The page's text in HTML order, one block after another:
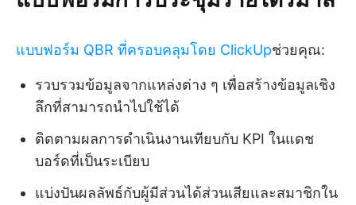
แบบฟอร์ม QBR ที่ครอบคลุมโดย ClickUpช่วยคุณ:
รวบรวมข้อมูลจากแหล่งต่าง ๆ เพื่อสร้างข้อมูลเชิง
ลึกที่สามารถนำไปใช้ได้
ติดตามผลการดำเนินงานเทียบกับ KPI ในแดช
บอร์ดที่เป็นระเบียบ
แบ่งปันผลลัพธ์กับผู้มีส่วนได้ส่วนเสียและสมาชิกใน